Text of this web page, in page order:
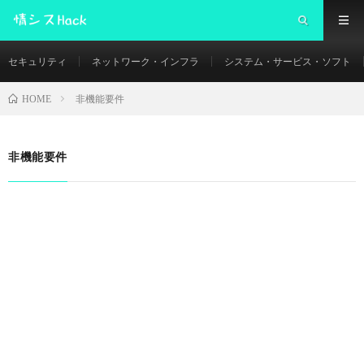
セキュリティ ネットワーク・インフラ システム・サービス・ソフト
HOME 非機能要件
非機能要件